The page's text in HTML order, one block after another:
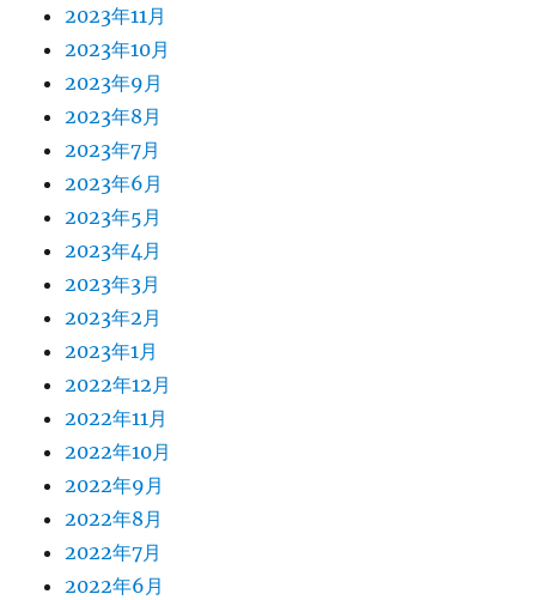
2023年11月
2023年10月
2023年9月
2023年8月
2023年7月
2023年6月
2023年5月
2023年4月
2023年3月
2023年2月
2023年1月
2022年12月
2022年11月
2022年10月
2022年9月
2022年8月
2022年7月
2022年6月